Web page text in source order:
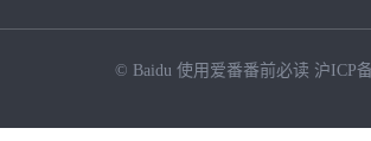
© Baidu 使用爱番番前必读 沪ICP